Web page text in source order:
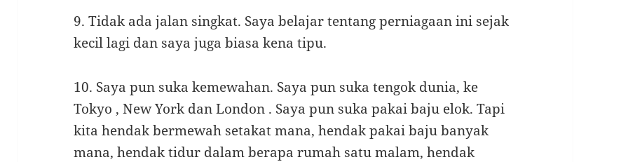
9. Tidak ada jalan singkat. Saya belajar tentang perniagaan ini sejak
kecil lagi dan saya juga biasa kena tipu.
10. Saya pun suka kemewahan. Saya pun suka tengok dunia, ke
Tokyo , New York dan London . Saya pun suka pakai baju elok. Tapi
kita hendak bermewah setakat mana, hendak pakai baju banyak
mana, hendak tidur dalam berapa rumah satu malam, hendak